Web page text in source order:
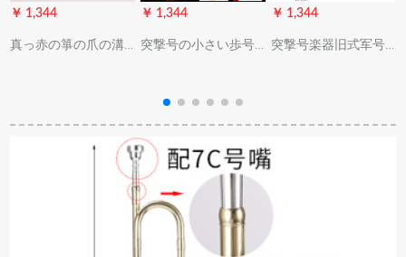
￥ 1,344
真っ赤の箏の爪の溝
￥ 1,344
突撃号の小さい歩号
门用の大き歩号の振
动する音と同じ金の
温かみの注意を、え
ます：大き股号、小
さい歩号の非太鼓号
の楽器は买います。
￥ 1,344
突撃号楽器旧式军号